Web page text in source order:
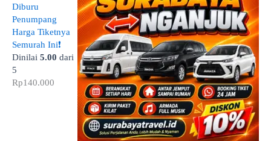
Diburu
Penumpang
Harga Tiketnya
Semurah Ini❗
Dinilai 5.00 dari
5
Rp140.000